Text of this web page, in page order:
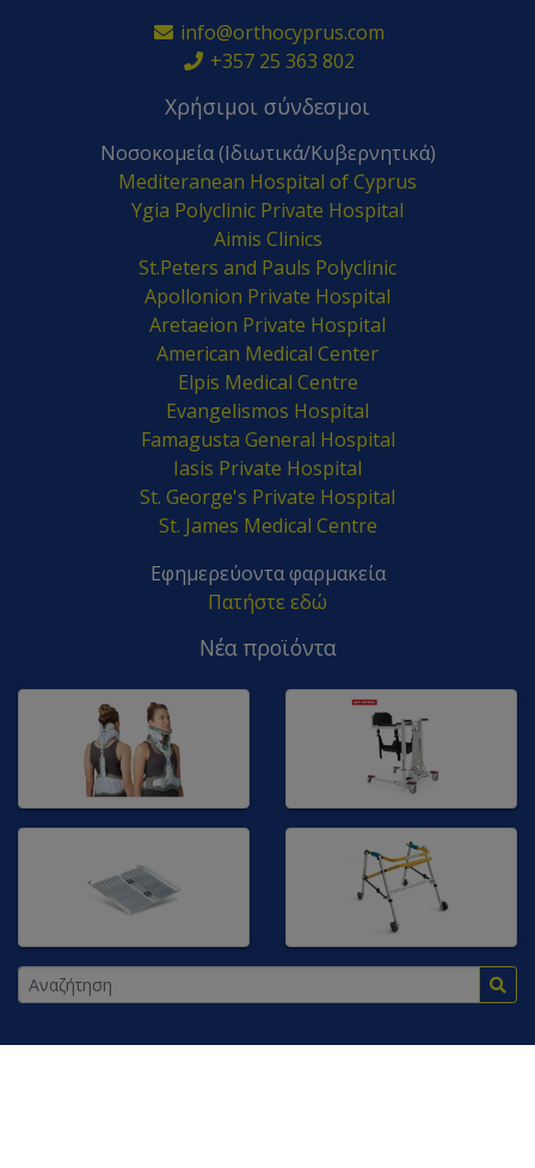
info@orthocyprus.com
+357 25 363 802
Χρήσιμοι σύνδεσμοι
Νοσοκομεία (Ιδιωτικά/Κυβερνητικά)
Mediteranean Hospital of Cyprus
Ygia Polyclinic Private Hospital
Aimis Clinics
St.Peters and Pauls Polyclinic
Apollonion Private Hospital
Aretaeion Private Hospital
American Medical Center
Elpis Medical Centre
Evangelismos Hospital
Famagusta General Hospital
Iasis Private Hospital
St. George's Private Hospital
St. James Medical Centre
Εφημερεύοντα φαρμακεία
Πατήστε εδώ
Νέα προϊόντα